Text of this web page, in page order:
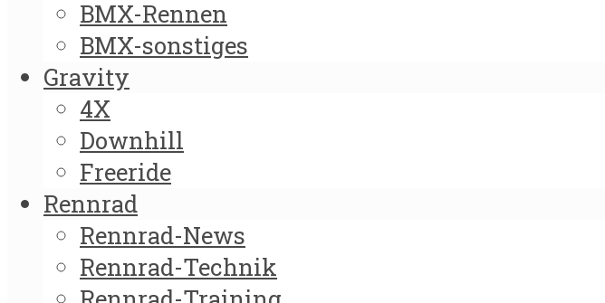
BMX-Rennen
BMX-sonstiges
Gravity
4X
Downhill
Freeride
Rennrad
Rennrad-News
Rennrad-Technik